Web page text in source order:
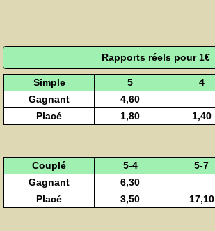
Rapports réels pour 1€
Simple 5 4
Gagnant
4,60
Placé
1,80 1,40
Couplé 5-4 5-7
Gagnant
6,30
Placé
3,50 17,10